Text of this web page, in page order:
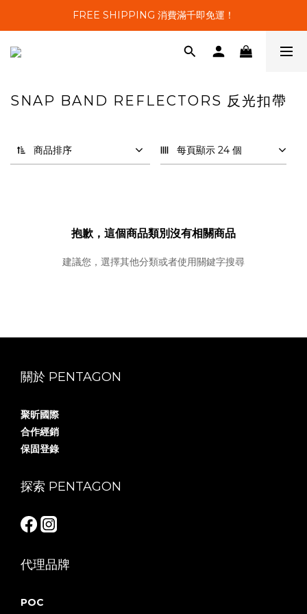
FREE SHIPPING 消費滿千即免運！
SNAP BAND REFLECTORS 反光扣帶
商品排序 每頁顯示 24 個
抱歉，這個商品類別沒有相關商品
建議您，選擇其他分類或者使用關鍵字搜尋
關於 PENTAGON
聚昕國際
合作經銷
保固登錄
探索 PENTAGON
代理品牌
POC